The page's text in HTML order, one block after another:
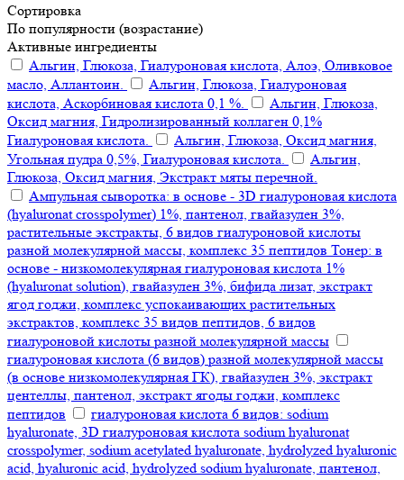
Сортировка
По популярности (возрастание)
Активные ингредиенты
Альгин, Глюкоза, Гиалуроновая кислота, Алоэ, Оливковое
масло, Аллантоин.
Альгин, Глюкоза, Гиалуроновая
кислота, Аскорбиновая кислота 0,1 %.
Альгин, Глюкоза,
Оксид магния, Гидролизированный коллаген 0,1%
Гиалуроновая кислота.
Альгин, Глюкоза, Оксид магния,
Угольная пудра 0,5%, Гиалуроновая кислота.
Альгин,
Глюкоза, Оксид магния, Экстракт мяты перечной.
Ампульная сыворотка: в основе - 3D гиалуроновая кислота
(hyaluronat crosspolymer) 1%, пантенол, гвайазулен 3%,
растительные экстракты, 6 видов гиалуроновой кислоты
разной молекулярной массы, комплекс 35 пептидов Тонер: в
основе - низкомолекулярная гиалуроновая кислота 1%
(hyaluronat solution), гвайазулен 3%, бифида лизат, экстракт
ягод годжи, комплекс успокаивающих растительных
экстрактов, комплекс 35 видов пептидов, 6 видов
гиалуроновой кислоты разной молекулярной массы
гиалуроновая кислота (6 видов) разной молекулярной массы
(в основе низкомолекулярная ГК), гвайазулен 3%, экстракт
центеллы, пантенол, экстракт ягоды годжи, комплекс
пептидов
гиалуроновая кислота 6 видов: sodium
hyaluronate, 3D гиалуроновая кислота sodium hyaluronat
crosspolymer, sodium acetylated hyaluronate, hydrolyzed hyaluronic
acid, hyaluronic acid, hydrolyzed sodium hyaluronate, пантенол,